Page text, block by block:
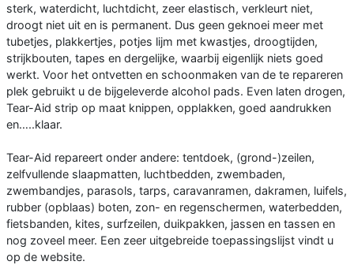
sterk, waterdicht, luchtdicht, zeer elastisch, verkleurt niet,
droogt niet uit en is permanent. Dus geen geknoei meer met
tubetjes, plakkertjes, potjes lijm met kwastjes, droogtijden,
strijkbouten, tapes en dergelijke, waarbij eigenlijk niets goed
werkt. Voor het ontvetten en schoonmaken van de te repareren
plek gebruikt u de bijgeleverde alcohol pads. Even laten drogen,
Tear-Aid strip op maat knippen, opplakken, goed aandrukken
en…..klaar.
Tear-Aid repareert onder andere: tentdoek, (grond-)zeilen,
zelfvullende slaapmatten, luchtbedden, zwembaden,
zwembandjes, parasols, tarps, caravanramen, dakramen, luifels,
rubber (opblaas) boten, zon- en regenschermen, waterbedden,
fietsbanden, kites, surfzeilen, duikpakken, jassen en tassen en
nog zoveel meer. Een zeer uitgebreide toepassingslijst vindt u
op de website.